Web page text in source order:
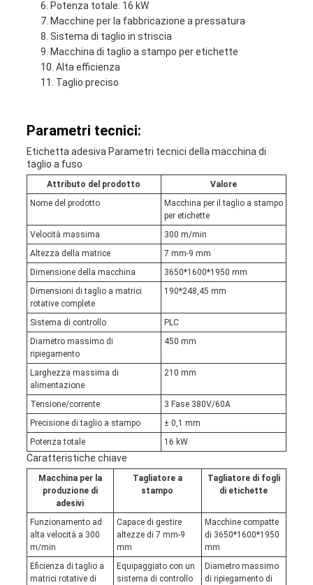
Potenza totale: 16 kW
Macchine per la fabbricazione a pressatura
Sistema di taglio in striscia
Macchina di taglio a stampo per etichette
Alta efficienza
Taglio preciso
Parametri tecnici:
Etichetta adesiva Parametri tecnici della macchina di
taglio a fuso
Attributo del prodotto
Valore
Nome del prodotto
Macchina per il taglio a stampo
per etichette
Velocità massima
300 m/min
Altezza della matrice
7 mm-9 mm
Dimensione della macchina
3650*1600*1950 mm
Dimensioni di taglio a matrici
rotative complete
190*248,45 mm
Sistema di controllo
PLC
Diametro massimo di
ripiegamento
450 mm
Larghezza massima di
alimentazione
210 mm
Tensione/corrente
3 Fase 380V/60A
Precisione di taglio a stampo
± 0,1 mm
Potenza totale
16 kW
Caratteristiche chiave
Macchina per la
produzione di
adesivi
Tagliatore a
stampo
Tagliatore di fogli
di etichette
Funzionamento ad
alta velocità a 300
m/min
Capace di gestire
altezze di 7 mm-9
mm
Macchine compatte
di 3650*1600*1950
mm
Eficienza di taglio a
matrici rotative di
Equipaggiato con un
sistema di controllo
Diametro massimo
di ripiegamento di